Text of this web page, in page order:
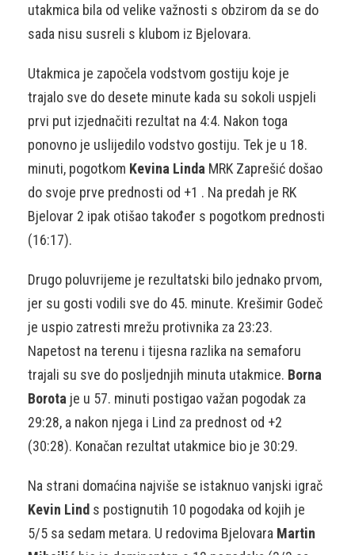
utakmica bila od velike važnosti s obzirom da se do
sada nisu susreli s klubom iz Bjelovara.
Utakmica je započela vodstvom gostiju koje je
trajalo sve do desete minute kada su sokoli uspjeli
prvi put izjednačiti rezultat na 4:4. Nakon toga
ponovno je uslijedilo vodstvo gostiju. Tek je u 18.
minuti, pogotkom Kevina Linda MRK Zaprešić došao
do svoje prve prednosti od +1 . Na predah je RK
Bjelovar 2 ipak otišao također s pogotkom prednosti
(16:17).
Drugo poluvrijeme je rezultatski bilo jednako prvom,
jer su gosti vodili sve do 45. minute. Krešimir Godeč
je uspio zatresti mrežu protivnika za 23:23.
Napetost na terenu i tijesna razlika na semaforu
trajali su sve do posljednjih minuta utakmice. Borna
Borota je u 57. minuti postigao važan pogodak za
29:28, a nakon njega i Lind za prednost od +2
(30:28). Konačan rezultat utakmice bio je 30:29.
Na strani domaćina najviše se istaknuo vanjski igrač
Kevin Lind s postignutih 10 pogodaka od kojih je
5/5 sa sedam metara. U redovima Bjelovara Martin